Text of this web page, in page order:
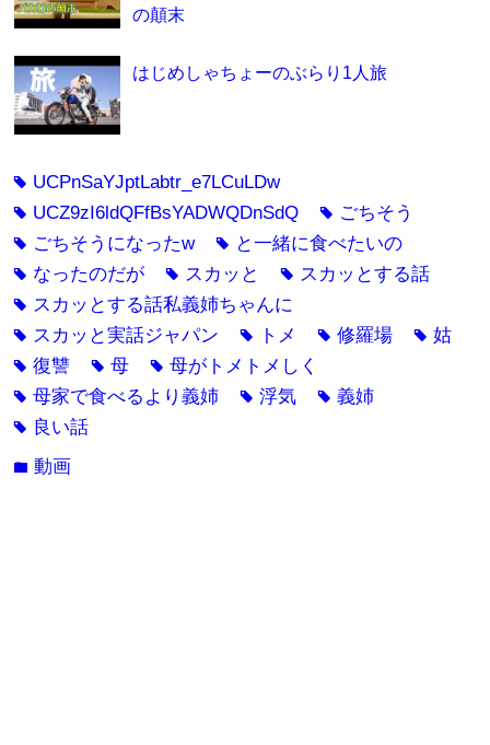
の顛末
はじめしゃちょーのぶらり1人旅
tag UCPnSaYJptLabtr_e7LCuLDw
tag UCZ9zI6ldQFfBsYADWQDnSdQ tag ごちそう
tag ごちそうになったw tag と一緒に食べたいの
tag なったのだが tag スカッと tag スカッとする話
tag スカッとする話私義姉ちゃんに
tag スカッと実話ジャパン tag トメ tag修羅場 tag姑
tag復讐 tag母 tag母がトメトメしく
tag母家で食べるより義姉 tag浮気 tag義姉
tag 良い話
folder動画